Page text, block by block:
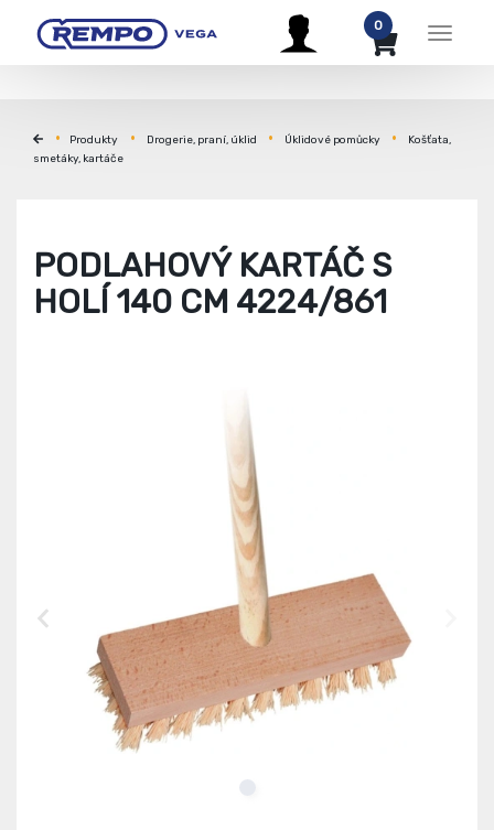
Menu
0
Produkty Drogerie, praní, úklid Úklidové pomůcky
Košťata,
smetáky, kartáče
PODLAHOVÝ KARTÁČ S
HOLÍ 140 CM 4224/861